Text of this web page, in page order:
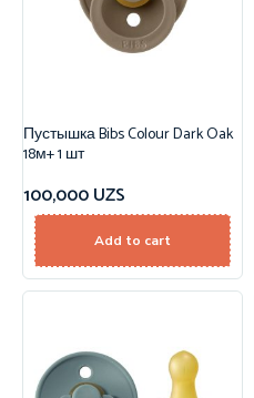
Пустышка Bibs Colour Dark Oak
18м+ 1 шт
100,000UZS
Add to cart